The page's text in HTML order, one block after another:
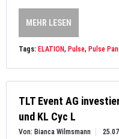
MEHR LESEN
Tags: ELATION, Pulse, Pulse
TLT Event AG
und KL Cyc L
Von: Bianca Wilmsmann